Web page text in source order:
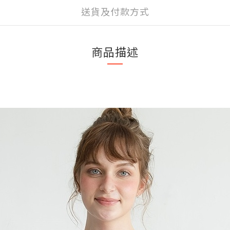
送貨及付款方式
商品描述